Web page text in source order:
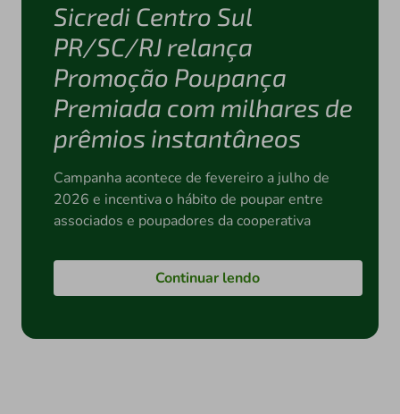
Sicredi Centro Sul
PR/SC/RJ relança
Promoção Poupança
Premiada com milhares de
prêmios instantâneos
Campanha acontece de fevereiro a julho de
2026 e incentiva o hábito de poupar entre
associados e poupadores da cooperativa
Continuar lendo